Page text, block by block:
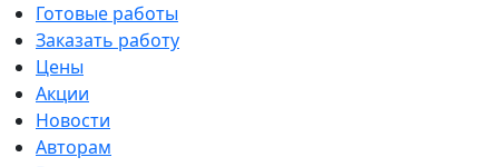
Готовые работы
Заказать работу
Цены
Акции
Новости
Авторам